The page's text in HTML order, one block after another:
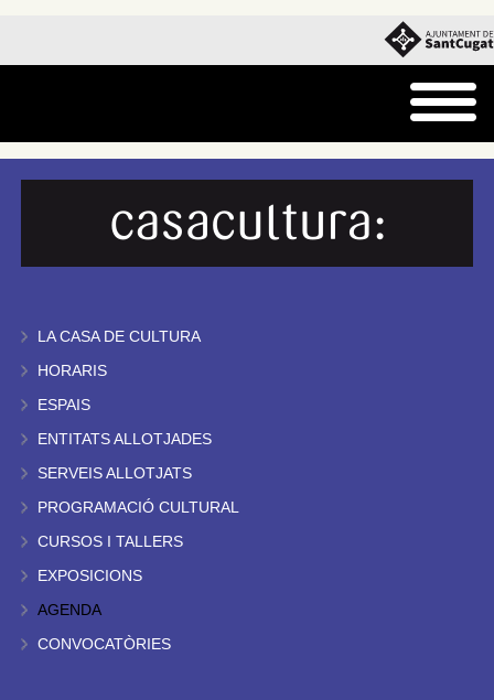
LA CASA DE CULTURA
HORARIS
ESPAIS
ENTITATS ALLOTJADES
SERVEIS ALLOTJATS
PROGRAMACIÓ CULTURAL
CURSOS I TALLERS
EXPOSICIONS
AGENDA
CONVOCATÒRIES